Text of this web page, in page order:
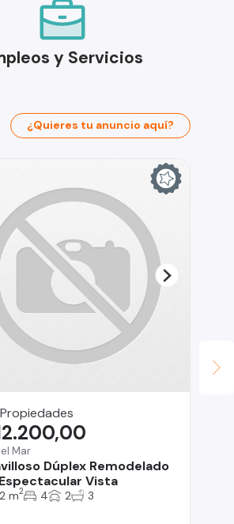
y Servicios
¿Quieres tu anuncio aquí?
Mar
Dúplex Remodelado
Vista
m2 4 2 3